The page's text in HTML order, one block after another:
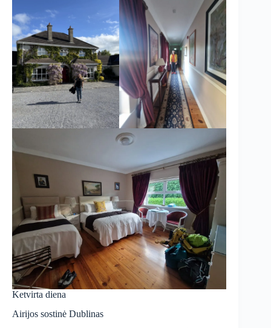
Ketvirta diena
Airijos sostinė Dublinas